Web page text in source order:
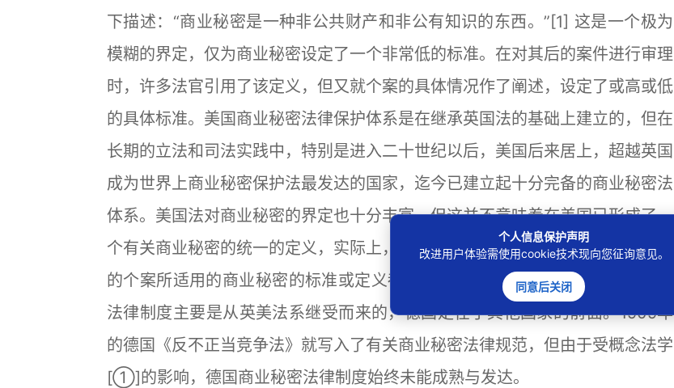
下描述：“商业秘密是一种非公共财产和非公有知识的东西。”[1] 这是一个极为
模糊的界定，仅为商业秘密设定了一个非常低的标准。在对其后的案件进行审理
时，许多法官引用了该定义，但又就个案的具体情况作了阐述，设定了或高或低
的具体标准。美国商业秘密法律保护体系是在继承英国法的基础上建立的，但在
长期的立法和司法实践中，特别是进入二十世纪以后，美国后来居上，超越英国
成为世界上商业秘密保护法最发达的国家，迄今已建立起十分完备的商业秘密法
体系。美国法对商业秘密的界定也十分丰富，但这并不意味着在美国已形成了一
个有关商业秘密的统一的定义，实际上，不同的法律文件、不同的法院审理不同
的个案所适用的商业秘密的标准或定义都是不断变化的。 大陆法系的商业秘密
法律制度主要是从英美法系继受而来的，德国走在了其他国家的前面。1909年
的德国《反不正当竞争法》就写入了有关商业秘密法律规范，但由于受概念法学
[①]的影响，德国商业秘密法律制度始终未能成熟与发达。
个人信息保护声明
改进用户体验需使用cookie技术现向您征询意见。
同意后关闭